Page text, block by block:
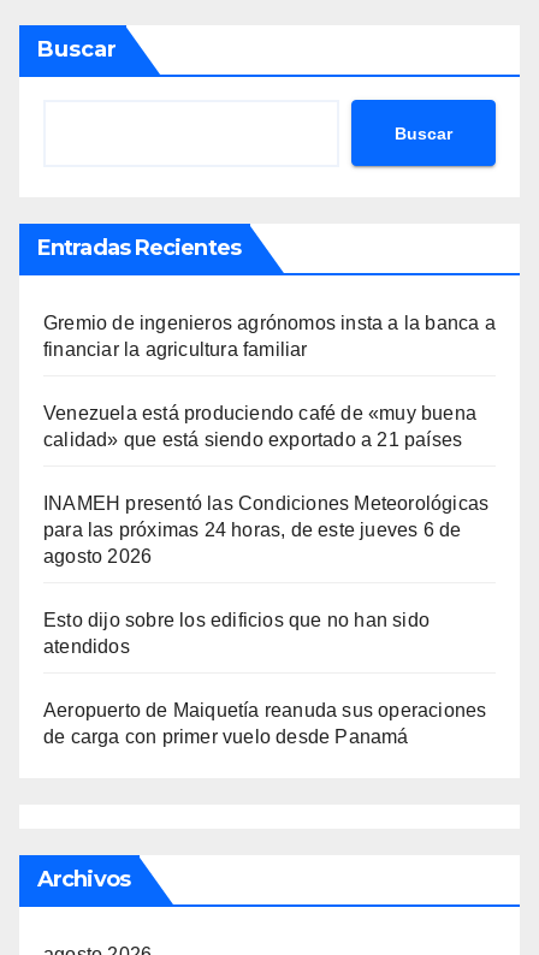
Buscar
Buscar
Entradas Recientes
Gremio de ingenieros agrónomos insta a la banca a
financiar la agricultura familiar
Venezuela está produciendo café de «muy buena
calidad» que está siendo exportado a 21 países
INAMEH presentó las Condiciones Meteorológicas
para las próximas 24 horas, de este jueves 6 de
agosto 2026
Esto dijo sobre los edificios que no han sido
atendidos
Aeropuerto de Maiquetía reanuda sus operaciones
de carga con primer vuelo desde Panamá
Archivos